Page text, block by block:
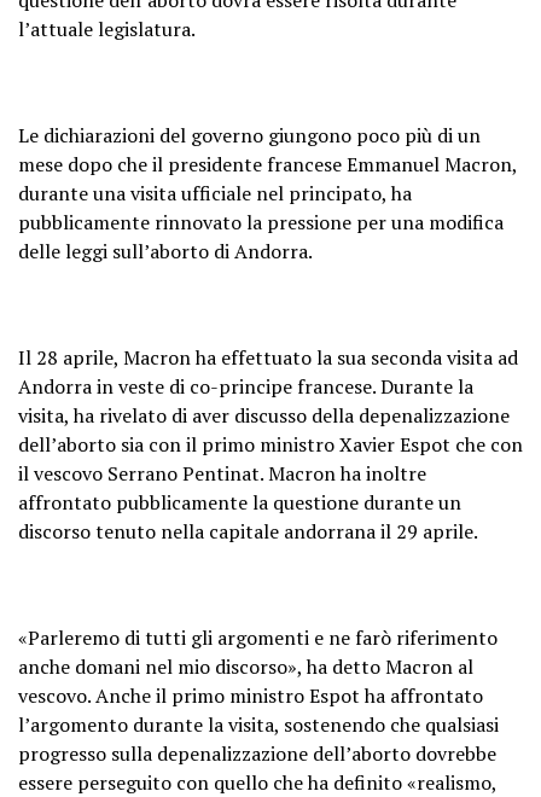
l’attuale legislatura.
Le dichiarazioni del governo giungono poco più di un
mese dopo che il presidente francese Emmanuel Macron,
durante una visita ufficiale nel principato, ha
pubblicamente rinnovato la pressione per una modifica
delle leggi sull’aborto di Andorra.
Il 28 aprile, Macron ha effettuato la sua seconda visita ad
Andorra in veste di co-principe francese. Durante la
visita, ha rivelato di aver discusso della depenalizzazione
dell’aborto sia con il primo ministro Xavier Espot che con
il vescovo Serrano Pentinat. Macron ha inoltre
affrontato pubblicamente la questione durante un
discorso tenuto nella capitale andorrana il 29 aprile.
«Parleremo di tutti gli argomenti e ne farò riferimento
anche domani nel mio discorso», ha detto Macron al
vescovo. Anche il primo ministro Espot ha affrontato
l’argomento durante la visita, sostenendo che qualsiasi
progresso sulla depenalizzazione dell’aborto dovrebbe
essere perseguito con quello che ha definito «realismo,